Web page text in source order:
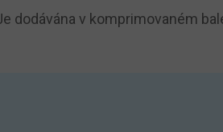
dodávána v komprimovaném